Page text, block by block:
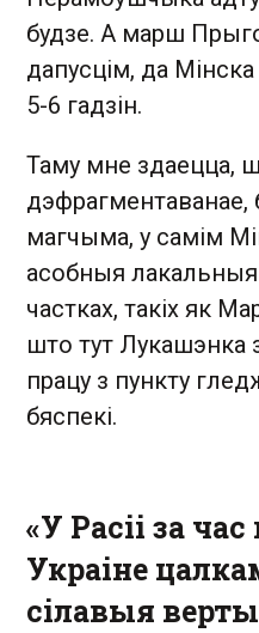
будзе. А марш
дапусцім, да
5-6 гадзін.
Таму мне здаецца,
дэфрагментаванае,
магчыма, у самім
асобныя
частках, такіх як
што тут Лукашэнка
працу з пункту
бяспекі.
«У Расіі за
Украіне
сілавыя